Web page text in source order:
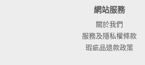
網站服務
關於我們
服務及隱私權條款
瑕疵品退款政策